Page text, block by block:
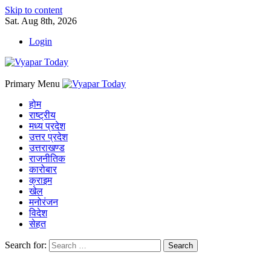
Skip to content
Sat. Aug 8th, 2026
Login
Primary Menu
होम
राष्ट्रीय
मध्य प्रदेश
उत्तर प्रदेश
उत्तराखण्ड
राजनीतिक
कारोबार
क्राइम
खेल
मनोरंजन
विदेश
सेहत
Search for: